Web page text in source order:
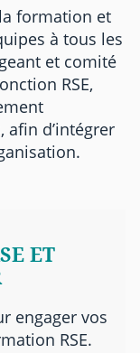
formation et
à tous les
et comité
RSE,
afin d’intégrer
ET
engager vos
RSE.